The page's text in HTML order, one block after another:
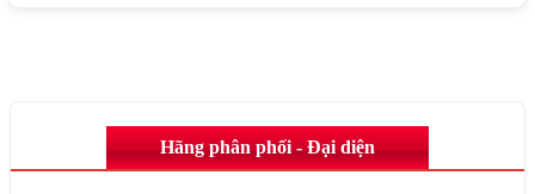
Hãng phân phối - Đại diện